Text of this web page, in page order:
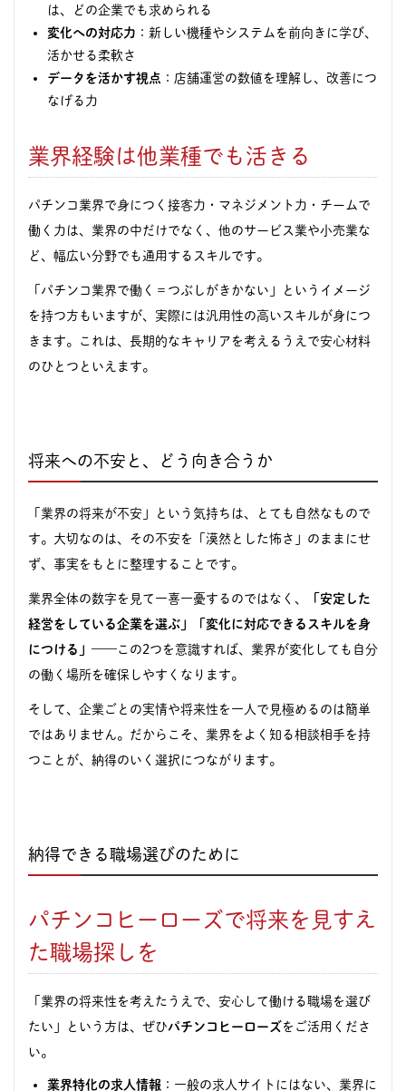
は、どの企業でも求められる
変化への対応力 ：新しい機種やシステムを前向きに学び、
活かせる柔軟さ
データを活かす視点 ：店舗運営の数値を理解し、改善につ
なげる力
業界経験は他業種でも活きる
パチンコ業界で身につく接客力・マネジメント力・チームで
働く力は、業界の中だけでなく、他のサービス業や小売業な
ど、幅広い分野でも通用するスキルです。
「パチンコ業界で働く＝つぶしがきかない」というイメージ
を持つ方もいますが、実際には汎用性の高いスキルが身につ
きます。これは、長期的なキャリアを考えるうえで安心材料
のひとつといえます。
将来への不安と、どう向き合うか
「業界の将来が不安」という気持ちは、とても自然なもので
す。大切なのは、その不安を「漠然とした怖さ」のままにせ
ず、事実をもとに整理することです。
業界全体の数字を見て一喜一憂するのではなく、
「安定した
経営をしている企業を選ぶ」「変化に対応できるスキルを身
につける」 ——この2つを意識すれば、業界が変化しても自分
の働く場所を確保しやすくなります。
そして、企業ごとの実情や将来性を一人で見極めるのは簡単
ではありません。だからこそ、業界をよく知る相談相手を持
つことが、納得のいく選択につながります。
納得できる職場選びのために
パチンコヒーローズで将来を見すえ
た職場探しを
「業界の将来性を考えたうえで、安心して働ける職場を選び
たい」という方は、ぜひパチンコヒーローズをご活用くださ
い。
業界特化の求人情報 ：一般の求人サイトにはない、業界に